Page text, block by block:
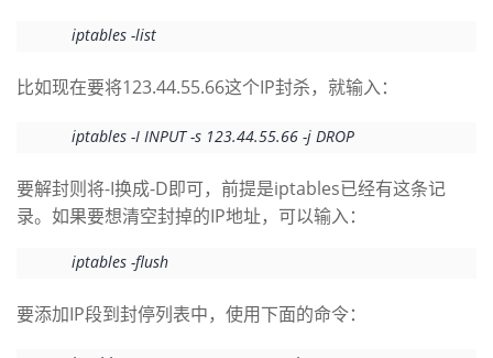
者
堂
的
我
Programs
支
我
技
的
iptables -list
比如现在要将123.44.55.66这个IP封杀，就输入：
iptables -I INPUT -s 123.44.55.66 -j DROP
要解封则将-I换成-D即可，前提是iptables已经有这条记
录。如果要想清空封掉的IP地址，可以输入：
iptables -flush
要添加IP段到封停列表中，使用下面的命令：